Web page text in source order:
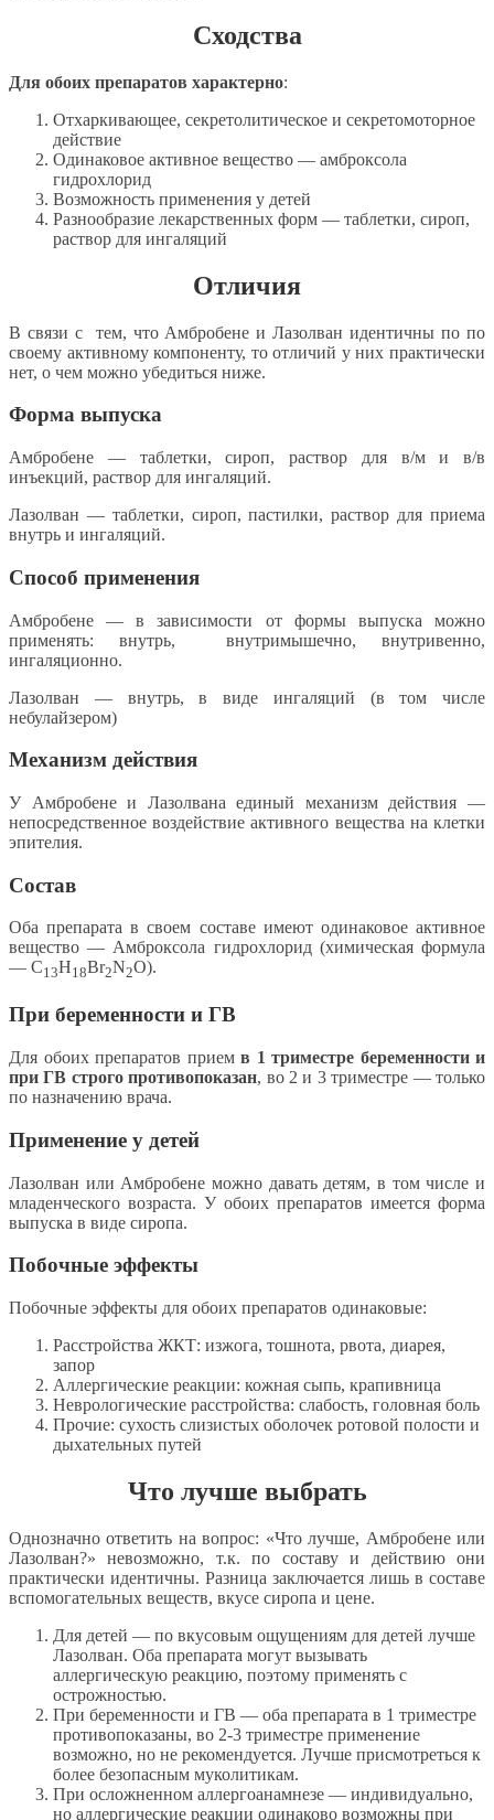
Сходства
Для обоих препаратов характерно:
Отхаркивающее, секретолитическое и секретомоторное
действие
Одинаковое активное вещество — амброксола
гидрохлорид
Возможность применения у детей
Разнообразие лекарственных форм — таблетки, сироп,
раствор для ингаляций
Отличия
В связи с тем, что Амбробене и Лазолван идентичны по по
своему активному компоненту, то отличий у них практически
нет, о чем можно убедиться ниже.
Форма выпуска
Амбробене — таблетки, сироп, раствор для в/м и в/в
инъекций, раствор для ингаляций.
Лазолван — таблетки, сироп, пастилки, раствор для приема
внутрь и ингаляций.
Способ применения
Амбробене — в зависимости от формы выпуска можно
применять: внутрь, внутримышечно, внутривенно,
ингаляционно.
Лазолван — внутрь, в виде ингаляций (в том числе
небулайзером)
Механизм действия
У Амбробене и Лазолвана единый механизм действия —
непосредственное воздействие активного вещества на клетки
эпителия.
Состав
Оба препарата в своем составе имеют одинаковое активное
вещество — Амброксола гидрохлорид (химическая формула
— C13H18Br2N2O).
При беременности и ГВ
Для обоих препаратов прием в 1 триместре беременности и
при ГВ строго противопоказан, во 2 и 3 триместре — только
по назначению врача.
Применение у детей
Лазолван или Амбробене можно давать детям, в том числе и
младенческого возраста. У обоих препаратов имеется форма
выпуска в виде сиропа.
Побочные эффекты
Побочные эффекты для обоих препаратов одинаковые:
Расстройства ЖКТ: изжога, тошнота, рвота, диарея,
запор
Аллергические реакции: кожная сыпь, крапивница
Неврологические расстройства: слабость, головная боль
Прочие: сухость слизистых оболочек ротовой полости и
дыхательных путей
Что лучше выбрать
Однозначно ответить на вопрос: «Что лучше, Амбробене или
Лазолван?» невозможно, т.к. по составу и действию они
практически идентичны. Разница заключается лишь в составе
вспомогательных веществ, вкусе сиропа и цене.
Для детей — по вкусовым ощущениям для детей лучше
Лазолван. Оба препарата могут вызывать
аллергическую реакцию, поэтому применять с
острожностью.
При беременности и ГВ — оба препарата в 1 триместре
противопоказаны, во 2-3 триместре применение
возможно, но не рекомендуется. Лучше присмотреться к
более безопасным муколитикам.
При осложненном аллергоанамнезе — индивидуально,
но аллергические реакции одинаково возможны при